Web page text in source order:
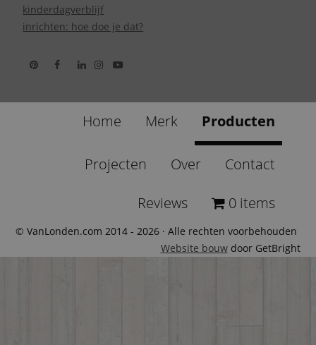
kinderdagverblijf
inrichten: hoe doe je dat?
Home Merk Producten
Projecten Over Contact
Reviews 0 items
© VanLonden.com 2014 - 2026 · Alle rechten voorbehouden
Website bouwdoor GetBright